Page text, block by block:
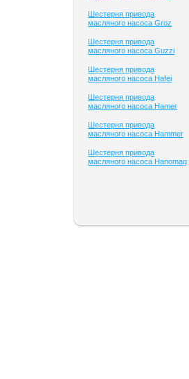
Шестерня привода
масляного насоса Groz
Шестерня привода
масляного насоса Guzzi
Шестерня привода
масляного насоса Hafei
Шестерня привода
масляного насоса Hamer
Шестерня привода
масляного насоса Hammer
Шестерня привода
масляного насоса Hanomag